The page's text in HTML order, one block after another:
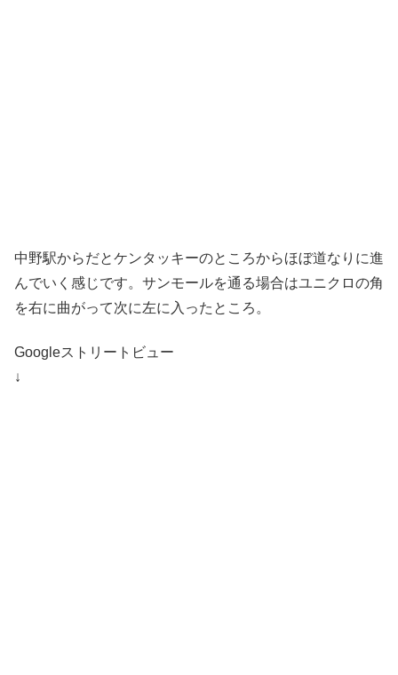
中野駅からだとケンタッキーのところからほぼ道なりに進
んでいく感じです。サンモールを通る場合はユニクロの角
を右に曲がって次に左に入ったところ。
Googleストリートビュー
↓